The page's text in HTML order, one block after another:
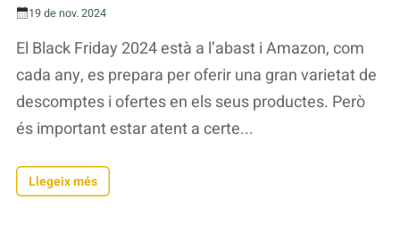
19 de nov. 2024
El Black Friday 2024 està a l’abast i Amazon, com
cada any, es prepara per oferir una gran varietat de
descomptes i ofertes en els seus productes. Però
és important estar atent a certe...
Llegeix més